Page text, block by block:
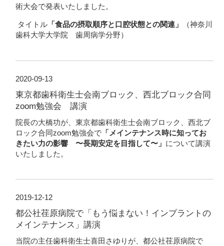
術大会で発表いたしました。
タイトル 「食品の摂取順序と口腔状態との関連」
（神奈川
歯科大学大学院 歯周病学分野）
2020-09-13
東京都歯科衛生士会南ブロック、西北ブロック合同
zoom勉強会 講演
院長の大橋功が、東京都歯科衛生士会南ブロック、西北ブ
ロック合同zoom勉強会で 「メインテナンス時に知ってお
きたい力の影響 〜長期安定を目指して〜」 について講演
いたしました。
2019-12-12
都公社荏原病院で「もう悩まない！インプラントの
メインテナンス」講演
当院の主任歯科衛生士喜田さゆりが、都公社荏原病院で